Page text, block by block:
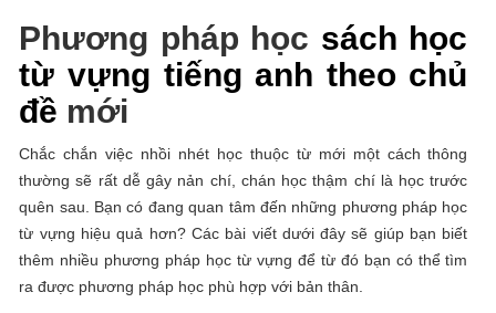
Phương pháp học sách học
từ vựng tiếng anh theo chủ
đề mới
Chắc chắn việc nhồi nhét học thuộc từ mới một cách thông
thường sẽ rất dễ gây nản chí, chán học thậm chí là học trước
quên sau. Bạn có đang quan tâm đến những phương pháp học
từ vựng hiệu quả hơn? Các bài viết dưới đây sẽ giúp bạn biết
thêm nhiều phương pháp học từ vựng để từ đó bạn có thể tìm
ra được phương pháp học phù hợp với bản thân.